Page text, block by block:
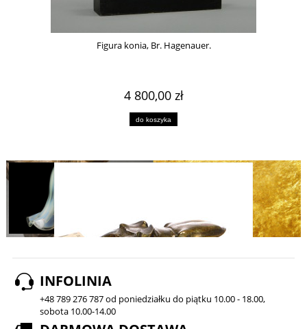
Figura konia, Br. Hagenauer.
4 800,00 zł
do koszyka
INFOLINIA
+48 789 276 787 od poniedziałku do piątku 10.00 - 18.00,
sobota 10.00-14.00